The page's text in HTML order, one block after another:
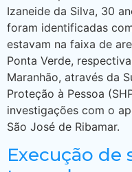
Izaneide da Silva, 30
foram identificadas
estavam na faixa de
Ponta Verde,
Maranhão, através da
Proteção à Pessoa
investigações com o
São José de Ribamar.
Execução de